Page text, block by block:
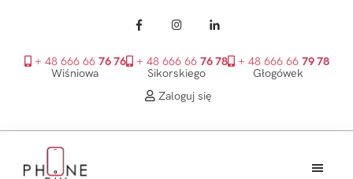
+ 48 666 66 76 76
Wiśniowa
+ 48 666 66 76 78
Sikorskiego
+ 48 666 66 79 78
Głogówek
Zaloguj się